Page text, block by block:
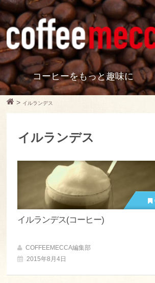
コーヒーをもっと趣味に
> イルランデス
イルランデス
イルランデス(コーヒー)
COFFEEMECCA編集部
2015年8月4日